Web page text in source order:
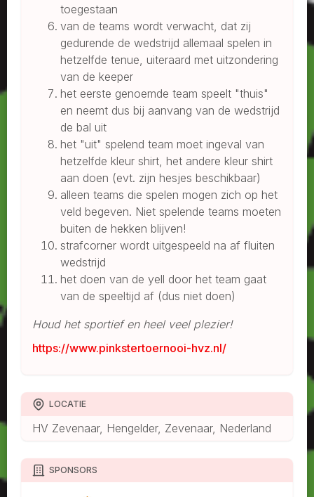
toegestaan
van de teams wordt verwacht, dat zij
gedurende de wedstrijd allemaal spelen in
hetzelfde tenue, uiteraard met uitzondering
van de keeper
het eerste genoemde team speelt "thuis"
en neemt dus bij aanvang van de wedstrijd
de bal uit
het "uit" spelend team moet ingeval van
hetzelfde kleur shirt, het andere kleur shirt
aan doen (evt. zijn hesjes beschikbaar)
alleen teams die spelen mogen zich op het
veld begeven. Niet spelende teams moeten
buiten de hekken blijven!
strafcorner wordt uitgespeeld na af fluiten
wedstrijd
het doen van de yell door het team gaat
van de speeltijd af (dus niet doen)
Houd het sportief en heel veel plezier!
https://www.pinkstertoernooi-hvz.nl/
LOCATIE
HV Zevenaar, Hengelder, Zevenaar, Nederland
SPONSORS